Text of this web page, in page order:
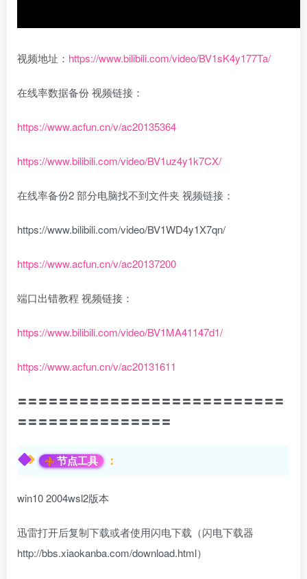
视频地址： https://www.bilibili.com/video/BV1sK4y177Ta/
在线率数据备份 视频链接：
https://www.acfun.cn/v/ac20135364
https://www.bilibili.com/video/BV1uz4y1k7CX/
在线率备份2 部分电脑找不到文件夹 视频链接：
https://www.bilibili.com/video/BV1WD4y1X7qn/
https://www.acfun.cn/v/ac20137200
端口出错教程 视频链接：
https://www.bilibili.com/video/BV1MA41147d1/
https://www.acfun.cn/v/ac20131611
〓〓〓〓〓〓〓〓〓〓〓〓〓〓〓〓〓〓〓〓〓〓〓〓〓〓
〓〓〓〓〓〓〓〓〓〓〓〓〓〓〓
节点工具 ：
win10 2004wsl2版本
迅雷打开后复制下载或者使用闪电下载（闪电下载器
http://bbs.xiaokanba.com/download.html）